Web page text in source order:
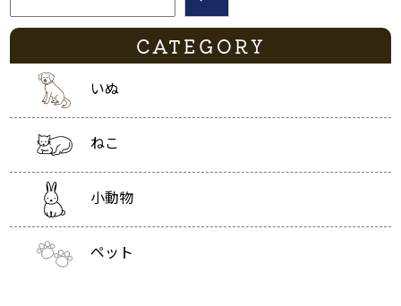
CATEGORY
いぬ
ねこ
小動物
ペット